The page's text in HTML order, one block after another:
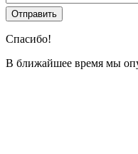
Спасибо!
В ближайшее время мы